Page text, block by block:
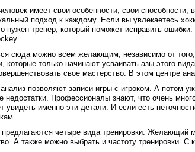
имеет свои особенности, свои
подход к каждому. Если вы увлекаетесь
нужен тренер, который поможет исправить
сюда можно всем желающим, независимо от
которые только начинают усваивать азы этого
свое мастерство. В этом центре
позволяют записи игры с игроком. А потом
недостатки. Профессионалы знают, что очень
увидеть именно эти детали. И если есть
предлагаются четыре вида тренировки. Желающий
А также можно выбрать и частоту тренировки.